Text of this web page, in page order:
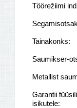
Töörežiimi
Tainakonks:
Saumikser-
Metallist
Garantii
isikutele: